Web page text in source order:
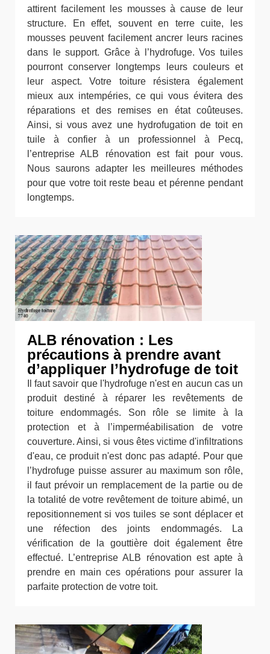
attirent facilement les mousses à cause de leur
structure. En effet, souvent en terre cuite, les
mousses peuvent facilement ancrer leurs racines
dans le support. Grâce à l’hydrofuge. Vos tuiles
pourront conserver longtemps leurs couleurs et
leur aspect. Votre toiture résistera également
mieux aux intempéries, ce qui vous évitera des
réparations et des remises en état coûteuses.
Ainsi, si vous avez une hydrofugation de toit en
tuile à confier à un professionnel à Pecq,
l’entreprise ALB rénovation est fait pour vous.
Nous saurons adapter les meilleures méthodes
pour que votre toit reste beau et pérenne pendant
longtemps.
ALB rénovation : Les
précautions à prendre avant
d’appliquer l’hydrofuge de toit
Il faut savoir que l'hydrofuge n'est en aucun cas un
produit destiné à réparer les revêtements de
toiture endommagés. Son rôle se limite à la
protection et à l’imperméabilisation de votre
couverture. Ainsi, si vous êtes victime d'infiltrations
d'eau, ce produit n'est donc pas adapté. Pour que
l’hydrofuge puisse assurer au maximum son rôle,
il faut prévoir un remplacement de la partie ou de
la totalité de votre revêtement de toiture abimé, un
repositionnement si vos tuiles se sont déplacer et
une réfection des joints endommagés. La
vérification de la gouttière doit également être
effectué. L’entreprise ALB rénovation est apte à
prendre en main ces opérations pour assurer la
parfaite protection de votre toit.